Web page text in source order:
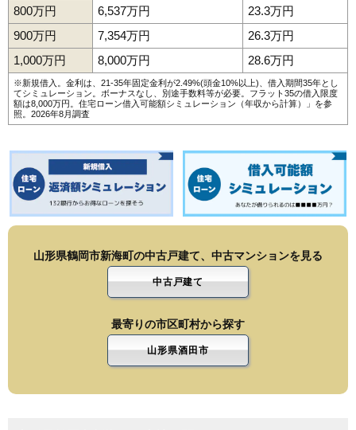
800万円
6,537万円
23.3万円
900万円
7,354万円
26.3万円
1,000万円
8,000万円 28.6万円
※新規借入。金利は、21-35年固定金利が2.49%(頭金10%以上)、借入期間35年とし
てシミュレーション。ボーナスなし、別途手数料等が必要。フラット35の借入限度
額は8,000万円。 住宅ローン借入可能額シミュレーション（年収から計算）
」を参
照。2026年8月調査
山形県鶴岡市新海町の中古戸建て、中古マンションを見る
中古戸建て
最寄りの市区町村から探す
山形県酒田市